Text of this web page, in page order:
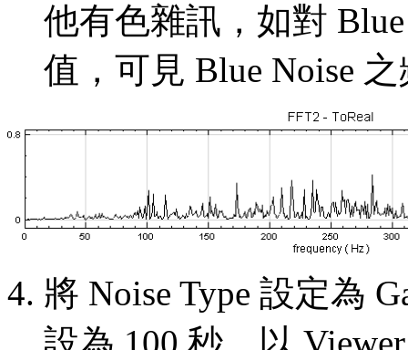
他有色雜訊，如對
值，可見 Blue Noise
將 Noise Type 設定為